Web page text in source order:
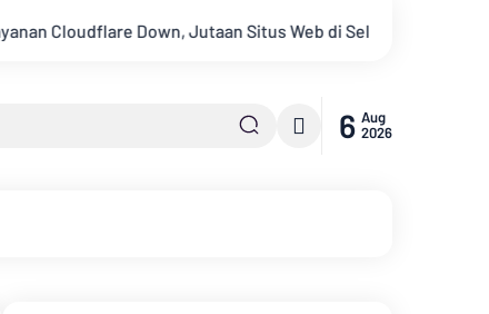
Down, Jutaan Situs Web di Seluruh Dunia Lumpuh
6 Aug
2026